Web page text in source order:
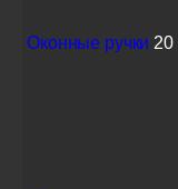
Оконные ручки 20